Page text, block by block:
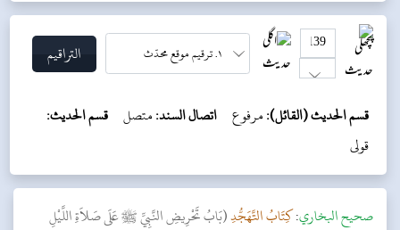
قسم الحديث (القائل):مرفوع اتصال السند:متصل قسم الحديث:
قولی
‌صحيح البخاري:كِتَابُ التَّهَجُّدِ(بَابُ تَحْرِيضِ النَّبِيِّ ﷺ عَلَى صَلاَةِ اللَّيْلِ